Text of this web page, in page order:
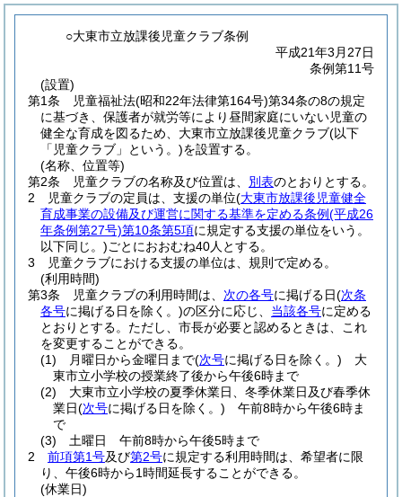
○大東市立放課後児童クラブ条例
平成21年3月27日
条例第11号
(設置)
第1条
児童福祉法(昭和22年法律第164号)第34条の8の規定
に基づき、保護者が就労等により昼間家庭にいない児童の
健全な育成を図るため、大東市立放課後児童クラブ(以下
「児童クラブ」という。)を設置する。
(名称、位置等)
第2条
児童クラブの名称及び位置は、 別表のとおりとする。
2
児童クラブの定員は、支援の単位(大東市放課後児童健全
育成事業の設備及び運営に関する基準を定める条例(平成26
年条例第27号)第10条第5項に規定する支援の単位をいう。
以下同じ。)ごとにおおむね40人とする。
3
児童クラブにおける支援の単位は、規則で定める。
(利用時間)
第3条
児童クラブの利用時間は、 次の各号に掲げる日(次条
各号に掲げる日を除く。)の区分に応じ、 当該各号に定める
とおりとする。 ただし、市長が必要と認めるときは、これ
を変更することができる。
(1)
月曜日から金曜日まで(次号に掲げる日を除く。) 大
東市立小学校の授業終了後から午後6時まで
(2)
大東市立小学校の夏季休業日、冬季休業日及び春季休
業日(次号に掲げる日を除く。) 午前8時から午後6時ま
で
(3)
土曜日 午前8時から午後5時まで
2
前項第1号及び第2号に規定する利用時間は、希望者に限
り、午後6時から1時間延長することができる。
(休業日)